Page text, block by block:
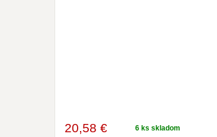
20,58 € 6 ks skladom